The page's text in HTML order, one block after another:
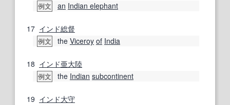
例文 an Indian elephant
17 インド総督
例文 the Viceroy of India
18 インド亜大陸
例文 the Indian subcontinent
19 インド大守